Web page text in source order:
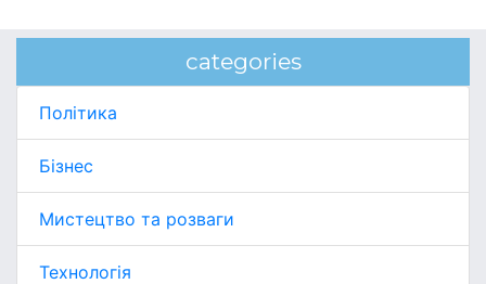
categories
Політика
Бізнес
Мистецтво та розваги
Технологія